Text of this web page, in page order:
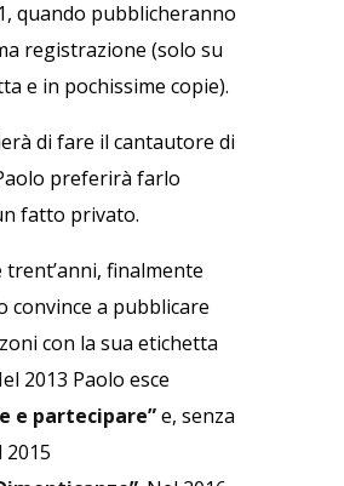
quando pubblicheranno
registrazione (solo su
e in pochissime copie).
di fare il cantautore di
preferirà farlo
fatto privato.
finalmente
convince a pubblicare
con la sua etichetta
2013 Paolo esce
e partecipare”e, senza